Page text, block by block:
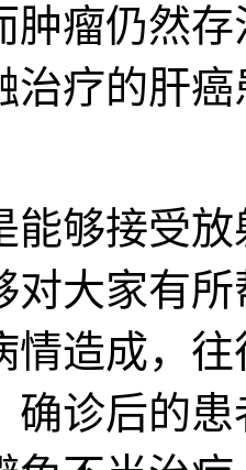
肿瘤仍然
治疗的肝
够接受放
对大家有
情造成，
确诊后的